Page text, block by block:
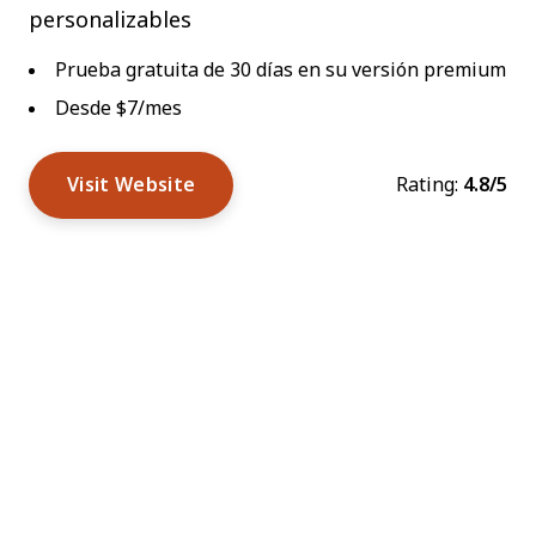
personalizables
Prueba gratuita de 30 días en su versión premium
Desde $7/mes
Visit Website Rating: 4.8/5